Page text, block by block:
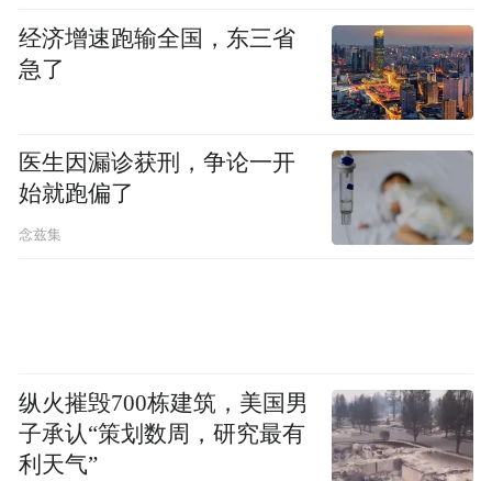
上门取车。小金上一次撞车同样发生在晚
上，当时却只能把车停在路边，等第二天白
天再来开走。这次，小金只是打了个电话，
经济增速跑输全国，东三省
急了
医生因漏诊获刑，争论一开
始就跑偏了
念兹集
纵火摧毁700栋建筑，美国男
子承认“策划数周，研究最有
利天气”